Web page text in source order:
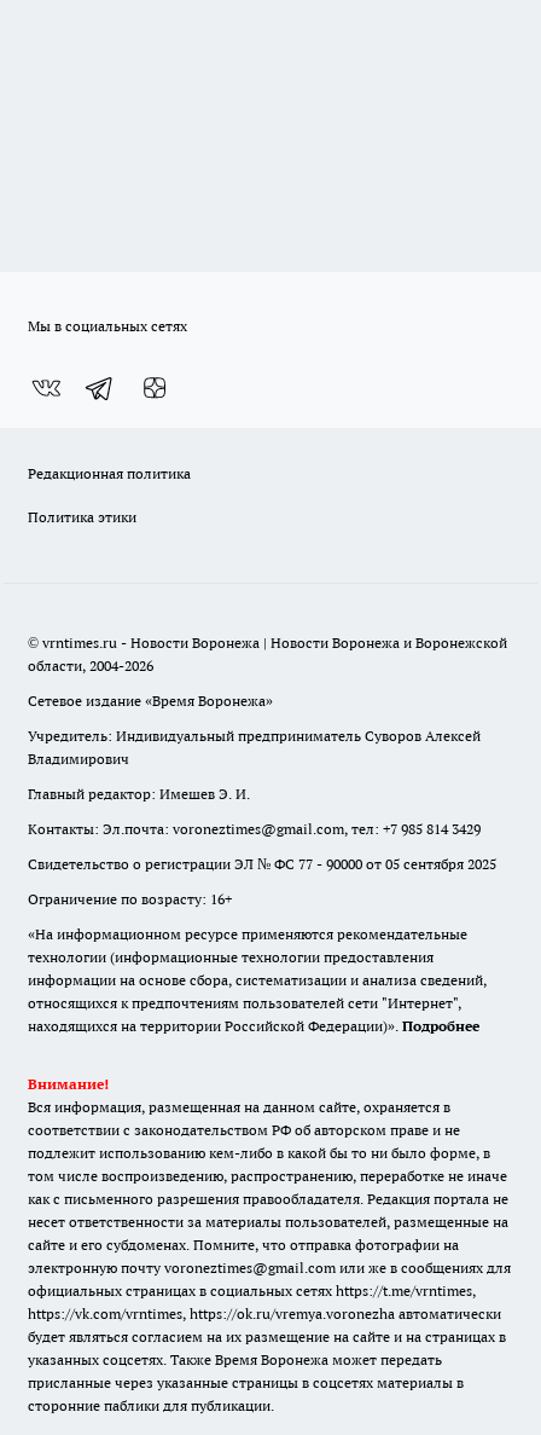
Мы в социальных сетях
Редакционная политика
Политика этики
© vrntimes.ru - Новости Воронежа | Новости Воронежа и Воронежской
области, 2004-2026
Сетевое издание «Время Воронежа»
Учредитель: Индивидуальный предприниматель Суворов Алексей
Владимирович
Главный редактор: Имешев Э. И.
Контакты: Эл.почта: voroneztimes@gmail.com, тел: +7 985 814 3429
Свидетельство о регистрации ЭЛ № ФС 77 - 90000 от 05 сентября 2025
Ограничение по возрасту: 16+
«На информационном ресурсе применяются рекомендательные
технологии (информационные технологии предоставления
информации на основе сбора, систематизации и анализа сведений,
относящихся к предпочтениям пользователей сети "Интернет",
находящихся на территории Российской Федерации)». Подробнее
Внимание!
Вся информация, размещенная на данном сайте, охраняется в
соответствии с законодательством РФ об авторском праве и не
подлежит использованию кем-либо в какой бы то ни было форме, в
том числе воспроизведению, распространению, переработке не иначе
как с письменного разрешения правообладателя. Редакция портала не
несет ответственности за материалы пользователей, размещенные на
сайте и его субдоменах. Помните, что отправка фотографии на
электронную почту voroneztimes@gmail.com или же в сообщениях для
официальных страницах в социальных сетях https://t.me/vrntimes,
https://vk.com/vrntimes, https://ok.ru/vremya.voronezha автоматически
будет являться согласием на их размещение на сайте и на страницах в
указанных соцсетях. Также Время Воронежа может передать
присланные через указанные страницы в соцсетях материалы в
сторонние паблики для публикации.